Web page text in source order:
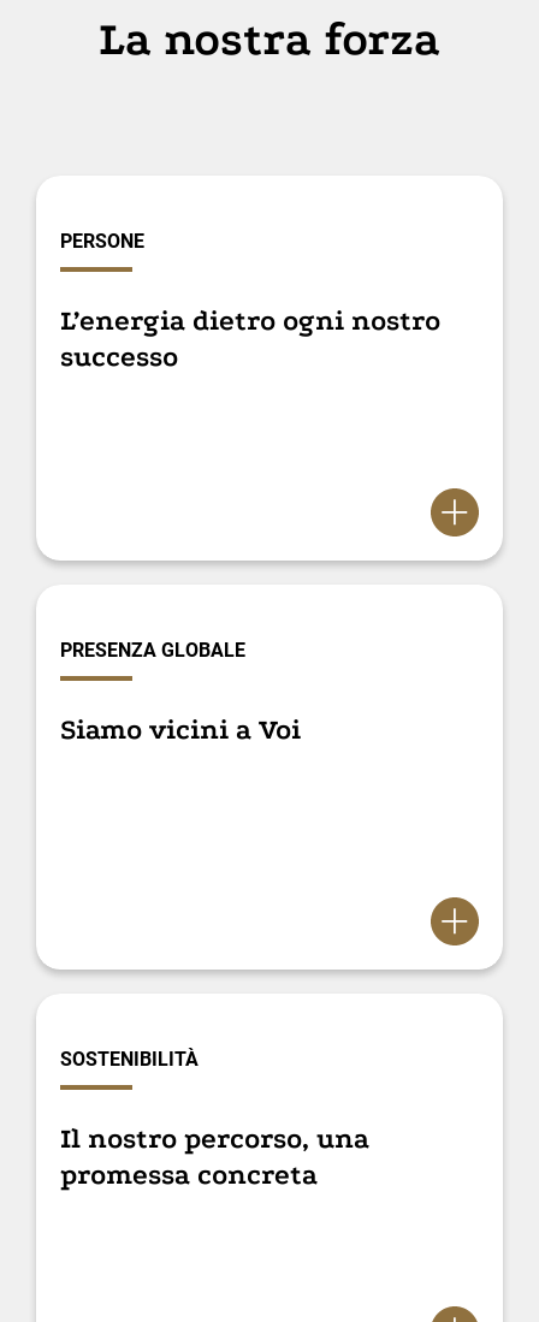
La nostra forza
PERSONE
L’energia dietro ogni nostro
successo
PRESENZA GLOBALE
Siamo vicini a Voi
SOSTENIBILITÀ
Il nostro percorso, una
promessa concreta